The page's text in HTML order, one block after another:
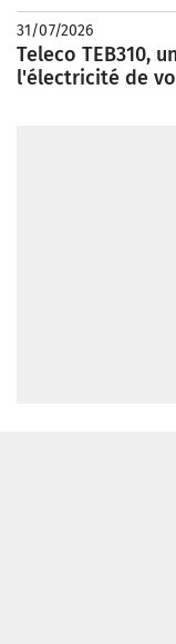
31/07/2026
Teleco TEB310,
l'électricité de